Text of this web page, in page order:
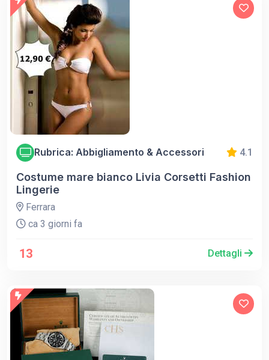
Rubrica: Abbigliamento & Accessori 4.1
Costume mare bianco Livia Corsetti Fashion
Lingerie
Ferrara
ca 3 giorni fa
13 Dettagli